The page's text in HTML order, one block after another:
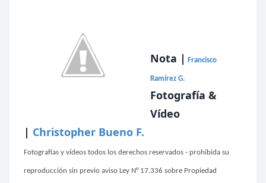
Nota | Francisco
Ramírez G.
Fotografía &
Vídeo
| Christopher Bueno F.
Fotografías y vídeos todos los derechos reservados - prohibida su
reproducción sin previo aviso Ley N° 17.336 sobre Propiedad